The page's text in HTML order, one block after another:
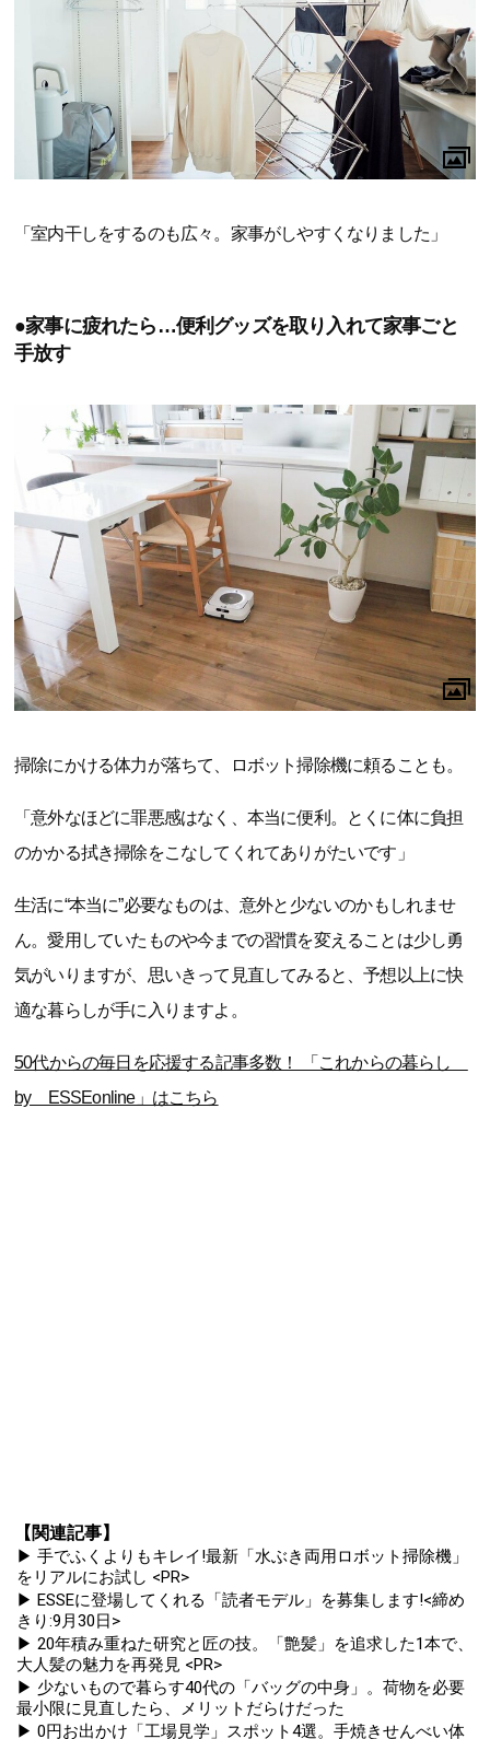
「室内干しをするのも広々。家事がしやすくなりました」
●家事に疲れたら…便利グッズを取り入れて家事ごと
手放す
掃除にかける体力が落ちて、ロボット掃除機に頼ることも。
「意外なほどに罪悪感はなく、本当に便利。とくに体に負担
のかかる拭き掃除をこなしてくれてありがたいです」
生活に“本当に”必要なものは、意外と少ないのかもしれませ
ん。愛用していたものや今までの習慣を変えることは少し勇
気がいりますが、思いきって見直してみると、予想以上に快
適な暮らしが手に入りますよ。
50代からの毎日を応援する記事多数！ 「これからの暮らし
by ESSEonline」はこちら
【関連記事】
▶ 手でふくよりもキレイ!最新「水ぶき両用ロボット掃除機」
をリアルにお試し <PR>
▶ ESSEに登場してくれる「読者モデル」を募集します!<締め
きり:9月30日>
▶ 20年積み重ねた研究と匠の技。「艶髪」を追求した1本で、
大人髪の魅力を再発見 <PR>
▶ 少ないもので暮らす40代の「バッグの中身」。荷物を必要
最小限に見直したら、メリットだらけだった
▶ 0円お出かけ「工場見学」スポット4選。手焼きせんべい体